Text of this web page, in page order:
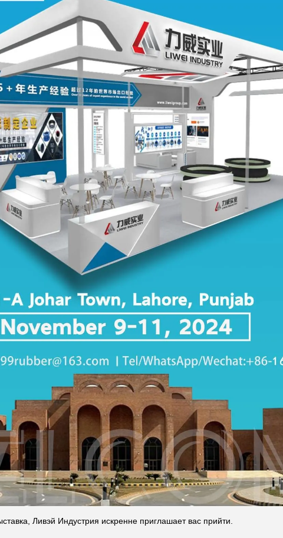
Ливэй Индустрия искренне приглашает вас прийти.